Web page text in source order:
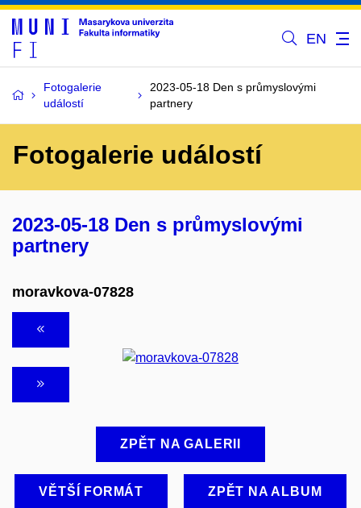
EN
Fotogalerie
událostí
2023-05-18 Den s průmyslovými
partnery
Fotogalerie událostí
2023-05-18 Den s průmyslovými
partnery
moravkova-07828
ZPĚT NA GALERII
VĚTŠÍ FORMÁT ZPĚT NA ALBUM